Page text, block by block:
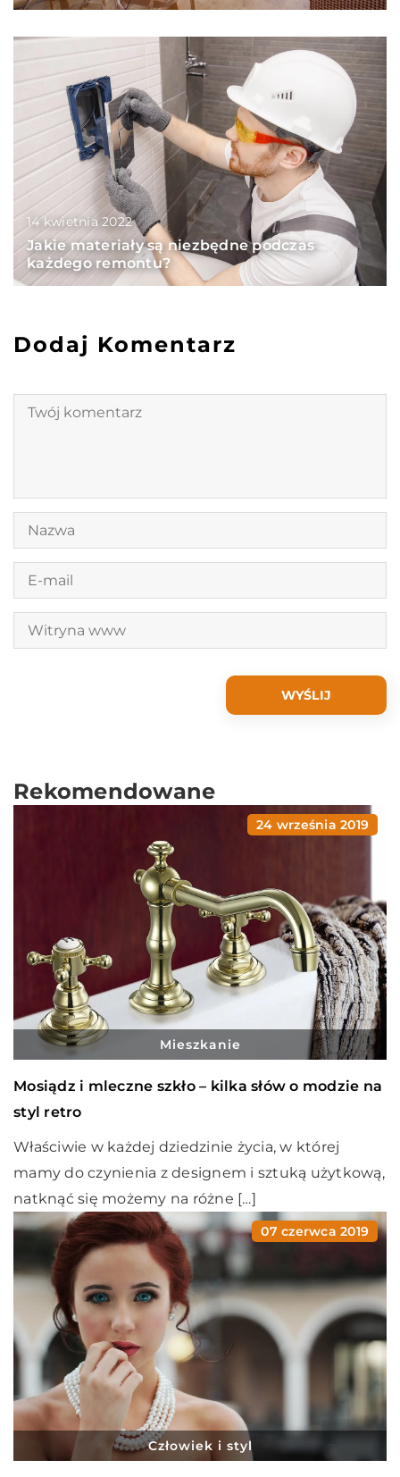
14 kwietnia 2022
Jakie materiały są niezbędne podczas
każdego remontu?
Dodaj Komentarz
Rekomendowane
24 września 2019
Mieszkanie
Mosiądz i mleczne szkło – kilka słów o modzie na
styl retro
Właściwie w każdej dziedzinie życia, w której
mamy do czynienia z designem i sztuką użytkową,
natknąć się możemy na różne […]
07 czerwca 2019
Człowiek i styl